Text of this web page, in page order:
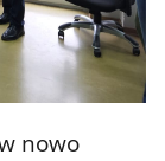
nowo